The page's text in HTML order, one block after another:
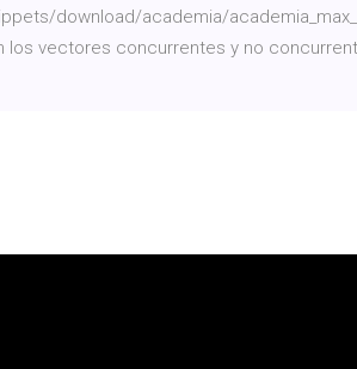
download/academia/
los vectores concurrentes y no